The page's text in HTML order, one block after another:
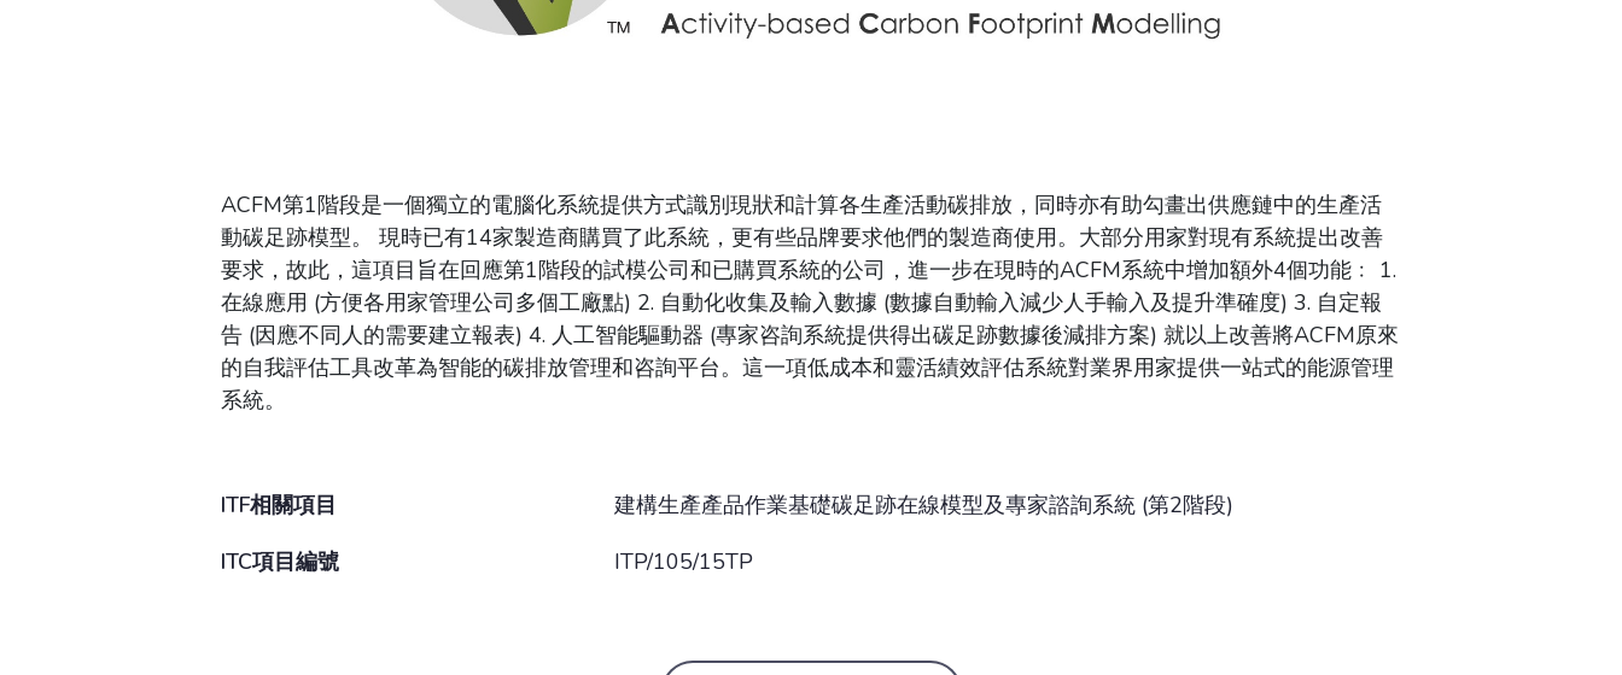
ACFM第1階段是一個獨立的電腦化系統提供方式識別現狀和計算各生產活動碳排放，同時亦有助勾畫出供應鏈中的生產活
動碳足跡模型。 現時已有14家製造商購買了此系統，更有些品牌要求他們的製造商使用。大部分用家對現有系統提出改善
要求，故此，這項目旨在回應第1階段的試模公司和已購買系統的公司，進一步在現時的ACFM系統中增加額外4個功能﹕ 1.
在線應用 (方便各用家管理公司多個工廠點) 2. 自動化收集及輸入數據 (數據自動輸入減少人手輸入及提升準確度) 3. 自定報
告 (因應不同人的需要建立報表) 4. 人工智能驅動器 (專家咨詢系統提供得出碳足跡數據後減排方案) 就以上改善將ACFM原來
的自我評估工具改革為智能的碳排放管理和咨詢平台。這一項低成本和靈活績效評估系統對業界用家提供一站式的能源管理
系統。
ITF相關項目
建構生產產品作業基礎碳足跡在線模型及專家諮詢系統 (第2階段)
ITC項目編號
ITP/105/15TP